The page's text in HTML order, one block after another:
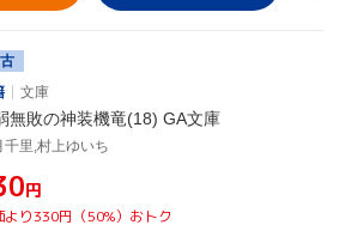
文庫
無敗の神装機竜(18) GA文庫
千里,村上ゆいち
円
より330円（50%）おトク